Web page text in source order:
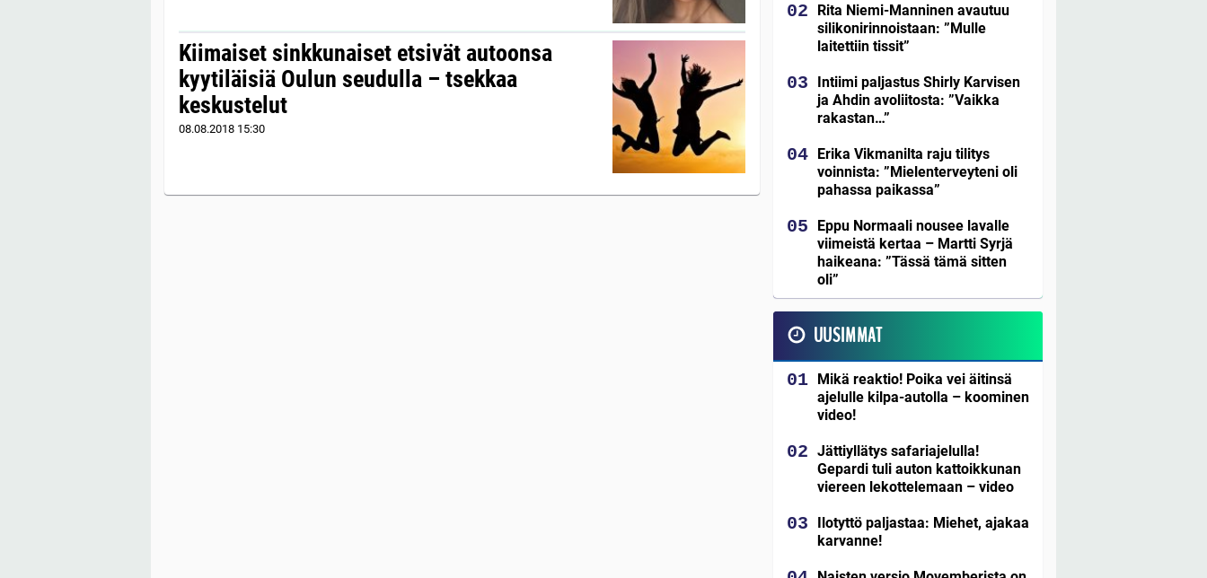
Kiimaiset sinkkunaiset etsivät autoonsa
kyytiläisiä Oulun seudulla – tsekkaa
keskustelut
08.08.2018 15:30
Rita Niemi-Manninen avautuu
silikonirinnoistaan: ”Mulle
laitettiin tissit”
Intiimi paljastus Shirly Karvisen
ja Ahdin avoliitosta: ”Vaikka
rakastan…”
Erika Vikmanilta raju tilitys
voinnista: ”Mielenterveyteni oli
pahassa paikassa”
Eppu Normaali nousee lavalle
viimeistä kertaa – Martti Syrjä
haikeana: ”Tässä tämä sitten
oli”
UUSIMMAT
Mikä reaktio! Poika vei äitinsä
ajelulle kilpa-autolla – koominen
video!
Jättiyllätys safariajelulla!
Gepardi tuli auton kattoikkunan
viereen lekottelemaan – video
Ilotyttö paljastaa: Miehet, ajakaa
karvanne!